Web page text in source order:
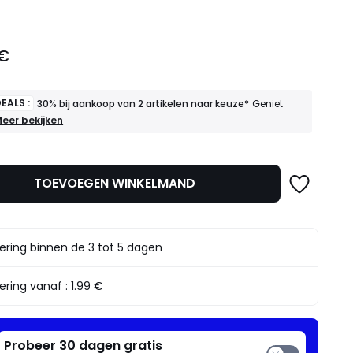
: 30% bij aankoop van 2 artikelen naar keuze* Geniet
aankoop
naar
ervan
bekijken
TOEVOEGEN WINKELMAND
binnen de 3 tot 5 dagen
vanaf :1.99 €
Probeer 30 dagen gratis